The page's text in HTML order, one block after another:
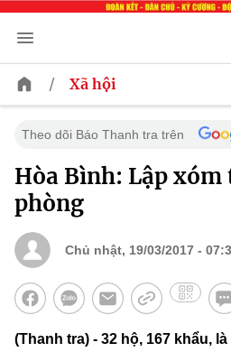
/ Xã hội
Theo dõi Báo Thanh tra trên
Hòa Bình: Lập xóm
phòng
Chủ nhật, 19/03/2017 -
(Thanh tra) - 32 hộ, 167 khẩu,